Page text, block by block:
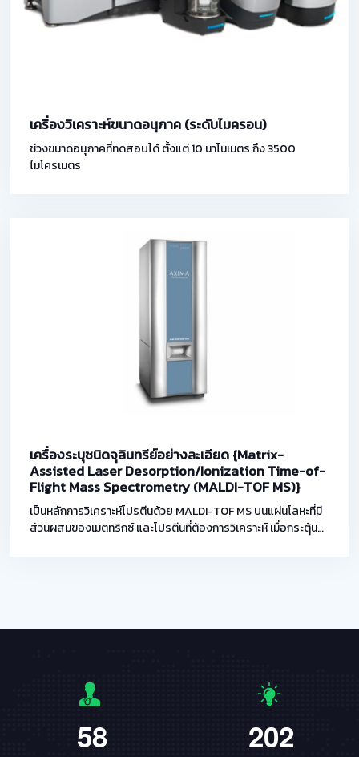
เครื่องวิเคราะห์ขนาดอนุภาค (ระดับไมครอน)
ช่วงขนาดอนุภาคที่ทดสอบได้ ตั้งแต่ 10 นาโนเมตร ถึง 3500
ไมโครเมตร
เครื่องระบุชนิดจุลินทรีย์อย่างละเอียด {Matrix-
Assisted Laser Desorption/Ionization Time-of-
Flight Mass Spectrometry (MALDI-TOF MS)}
เป็นหลักการวิเคราะห์โปรตีนด้วย MALDI-TOF MS บนแผ่นโลหะที่มี
ส่วนผสมของเมตทริกซ์ และโปรตีนที่ต้องการวิเคราะห์ เมื่อกระตุ้น
รถจําแนกชนิดของโปรตีนจําเพาะได้ สำหรับการวิเคราะห์ชีวโมเลกุล
58 202